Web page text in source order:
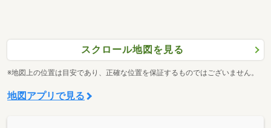
スクロール地図を見る
※地図上の位置は目安であり、正確な位置を保証するものではございません。
地図アプリで見る